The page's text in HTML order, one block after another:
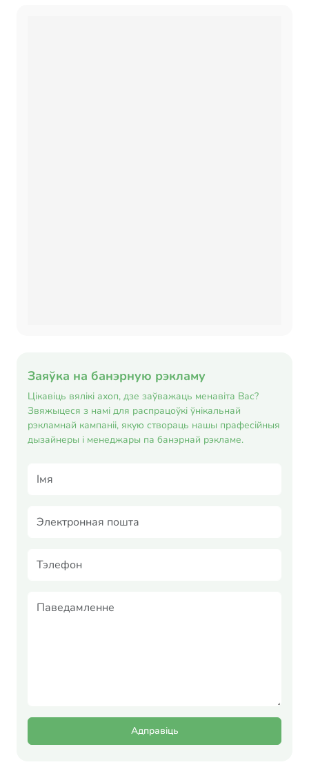
Заяўка на банэрную рэкламу
Цікавіць вялікі ахоп, дзе заўважаць менавіта Вас?
Звяжыцеся з намі для распрацоўкі ўнікальнай
рэкламнай кампаніі, якую створаць нашы прафесійныя
дызайнеры і менеджары па банэрнай рэкламе.
Адправіць